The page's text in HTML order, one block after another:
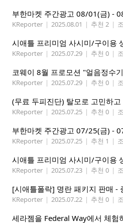
부한마켓 주간광고 08/01(금) -
KReporter | 2025.08.01 | 추천 2 |
KReporter | 2025.07.29 | 추천 0 |
코웨이 8월 프로모션 "얼음정수
KReporter | 2025.07.29 | 추천 0 |
(무료 두피진단) 탈모로 고민하
KReporter | 2025.07.25 | 추천 0 |
부한마켓 주간광고 07/25(금) -
KReporter | 2025.07.25 | 추천 1 |
KReporter | 2025.07.23 | 추천 0 |
[시애틀폴락] 명란 패키지 판매 -
KReporter | 2025.07.22 | 추천 0 |
세라젬을 Federal Way에서 체험